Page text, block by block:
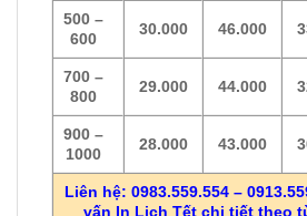
500 –
600
30.000 46.000
700 –
800
29.000 44.000
900 –
1000
28.000 43.000
Liên hệ: 0983.559.554 –
vấn In Lịch Tết chi tiết theo